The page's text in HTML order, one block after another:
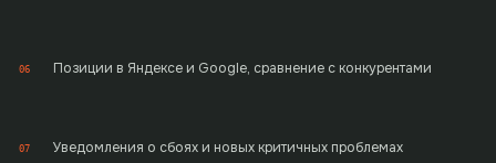
06 Позиции в Яндексе и Google, сравнение с конкурентами
07 Уведомления о сбоях и новых критичных проблемах